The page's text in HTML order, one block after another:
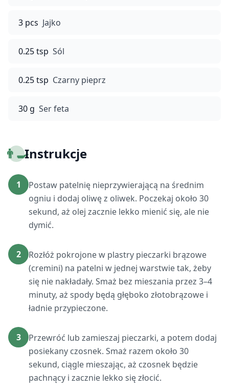
3 pcs Jajko
0.25 tsp Sól
0.25 tsp Czarny pieprz
30 g Ser feta
👨‍🍳Instrukcje
1
Postaw patelnię nieprzywierającą na średnim
ogniu i dodaj oliwę z oliwek. Poczekaj około 30
sekund, aż olej zacznie lekko mienić się, ale nie
dymić.
2
Rozłóż pokrojone w plastry pieczarki brązowe
(cremini) na patelni w jednej warstwie tak, żeby
się nie nakładały. Smaż bez mieszania przez 3–4
minuty, aż spody będą głęboko złotobrązowe i
ładnie przypieczone.
3
Przewróć lub zamieszaj pieczarki, a potem dodaj
posiekany czosnek. Smaż razem około 30
sekund, ciągle mieszając, aż czosnek będzie
pachnący i zacznie lekko się złocić.